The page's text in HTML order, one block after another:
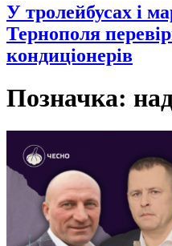
У тролейбусах і
Тернополя
кондиціонерів
Позначка: